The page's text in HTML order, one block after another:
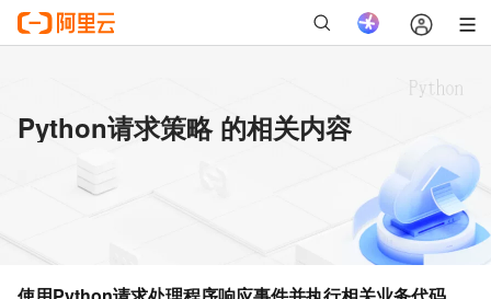
Python请求策略 的相关内容